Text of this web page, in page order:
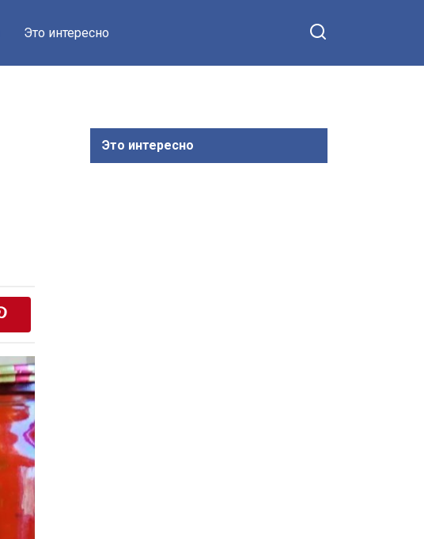
Это интересно
Это интересно